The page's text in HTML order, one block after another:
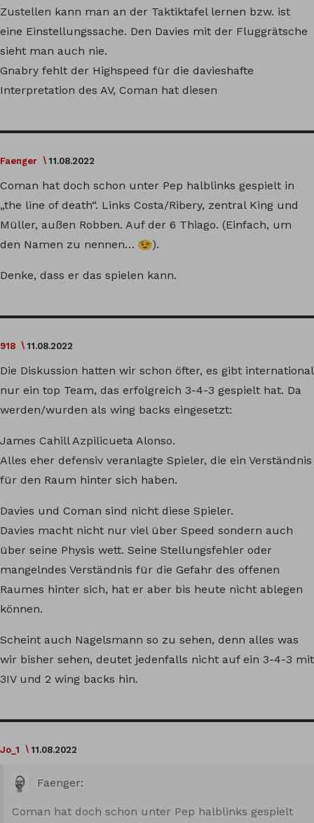
Zustellen kann man an der Taktiktafel lernen bzw. ist
eine Einstellungssache. Den Davies mit der Fluggrätsche
sieht man auch nie.
Gnabry fehlt der Highspeed für die davieshafte
Interpretation des AV, Coman hat diesen
Faenger 11.08.2022
Coman hat doch schon unter Pep halblinks gespielt in
„the line of death“. Links Costa/Ribery, zentral King und
Müller, außen Robben. Auf der 6 Thiago. (Einfach, um
den Namen zu nennen…
).
Denke, dass er das spielen kann.
918 11.08.2022
Die Diskussion hatten wir schon öfter, es gibt international
nur ein top Team, das erfolgreich 3-4-3 gespielt hat. Da
werden/wurden als wing backs eingesetzt:
James Cahill Azpilicueta Alonso.
Alles eher defensiv veranlagte Spieler, die ein Verständnis
für den Raum hinter sich haben.
Davies und Coman sind nicht diese Spieler.
Davies macht nicht nur viel über Speed sondern auch
über seine Physis wett. Seine Stellungsfehler oder
mangelndes Verständnis für die Gefahr des offenen
Raumes hinter sich, hat er aber bis heute nicht ablegen
können.
Scheint auch Nagelsmann so zu sehen, denn alles was
wir bisher sehen, deutet jedenfalls nicht auf ein 3-4-3 mit
3IV und 2 wing backs hin.
Jo_1 11.08.2022
Faenger:
Coman hat doch schon unter Pep halblinks gespielt